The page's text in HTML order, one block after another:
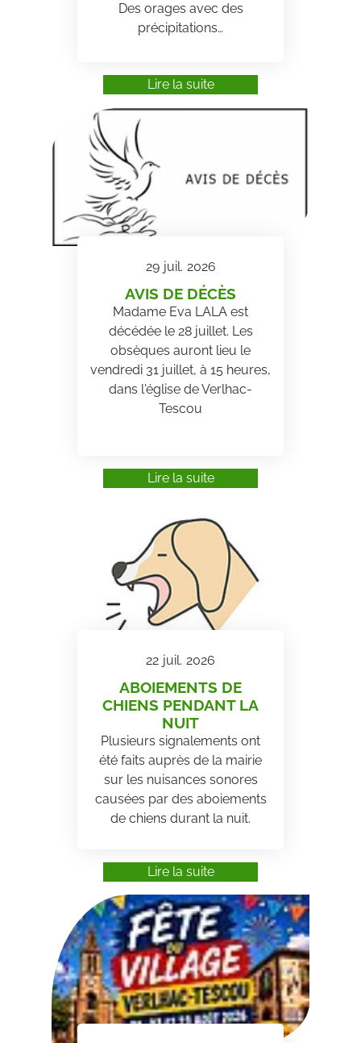
Des orages avec des
précipitations…
Lire la suite
29 juil. 2026
AVIS DE DÉCÈS
Madame Eva LALA est
décédée le 28 juillet. Les
obsèques auront lieu le
vendredi 31 juillet, à 15 heures,
dans l'église de Verlhac-
Tescou
Lire la suite
22 juil. 2026
ABOIEMENTS DE
CHIENS PENDANT LA
NUIT
Plusieurs signalements ont
été faits auprès de la mairie
sur les nuisances sonores
causées par des aboiements
de chiens durant la nuit.
Lire la suite